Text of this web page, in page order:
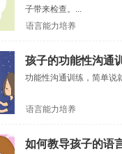
子带来检查。...
语言能力培养
孩子的功能性沟通
功能性沟通训练，简单说
语言能力培养
如何教导孩子的语